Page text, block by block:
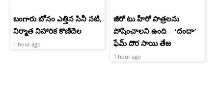
బంగారు బోనం ఎత్తిన సినీ నటి,
నిర్మాత నిహారిక కొణిదెల
1 hour ago
జీరో టు హీరో పాత్రలను
పోషించాలని ఉంది – ‘దందా’
ఫేమ్ దొర సాయి తేజ
1 hour ago